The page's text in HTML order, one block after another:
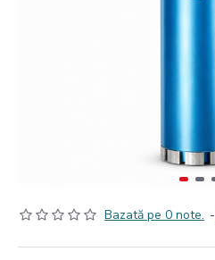
Bazată pe 0 note. -